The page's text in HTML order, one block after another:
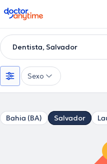
doctoranytime
Dentista, Salvador
Sexo
Bahia (BA) Salvador